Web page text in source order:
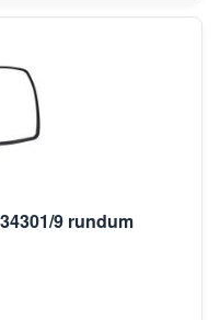
9 rundum